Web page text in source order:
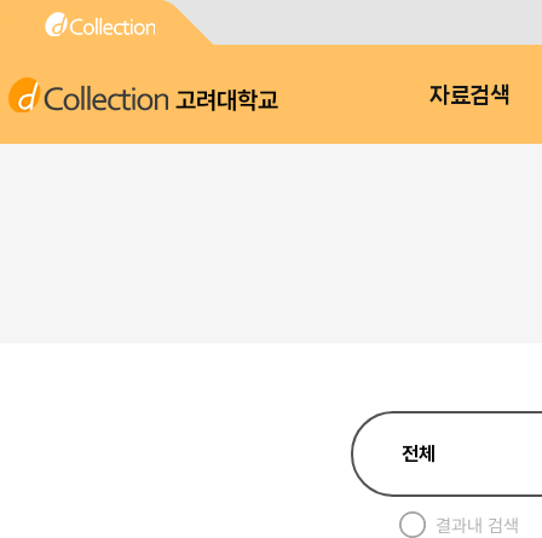
고려대학교 자료검색
결과내 검색